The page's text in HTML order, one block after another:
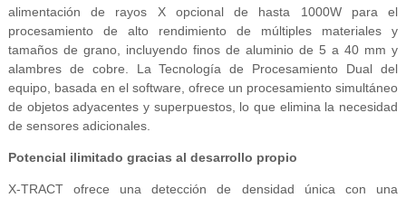
alimentación de rayos X opcional de hasta 1000W para el
procesamiento de alto rendimiento de múltiples materiales y
tamaños de grano, incluyendo finos de aluminio de 5 a 40 mm y
alambres de cobre. La Tecnología de Procesamiento Dual del
equipo, basada en el software, ofrece un procesamiento simultáneo
de objetos adyacentes y superpuestos, lo que elimina la necesidad
de sensores adicionales.
Potencial ilimitado gracias al desarrollo propio
X-TRACT ofrece una detección de densidad única con una